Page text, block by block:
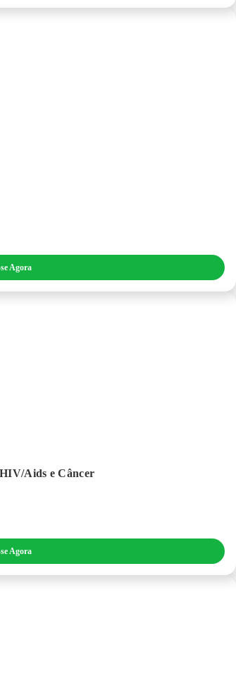
Agora
Aids e Câncer
Agora